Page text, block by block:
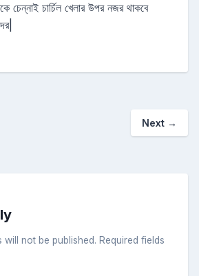
চেন্নাই চার্চিল খেলার উপর নজর থাকবে
Next →
will not be published. Required fields